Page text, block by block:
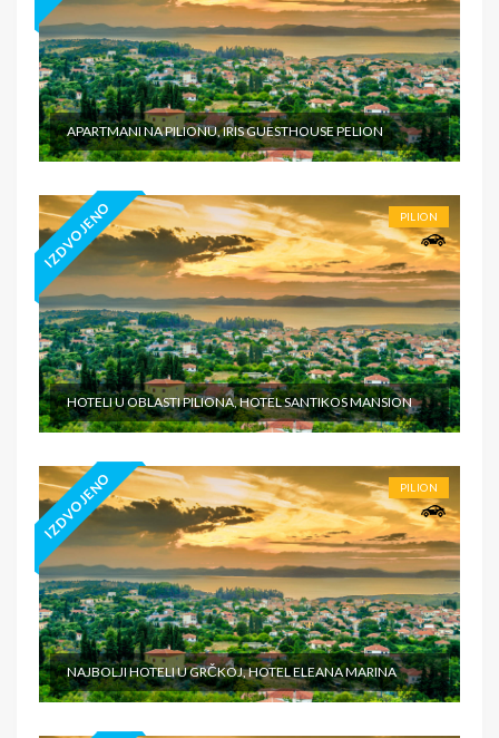
APARTMANI NA PILIONU, IRIS GUESTHOUSE PELION
IZDVOJENO PILION
HOTELI U OBLASTI PILIONA, HOTEL SANTIKOS MANSION
IZDVOJENO PILION
NAJBOLJI HOTELI U GRČKOJ, HOTEL ELEANA MARINA